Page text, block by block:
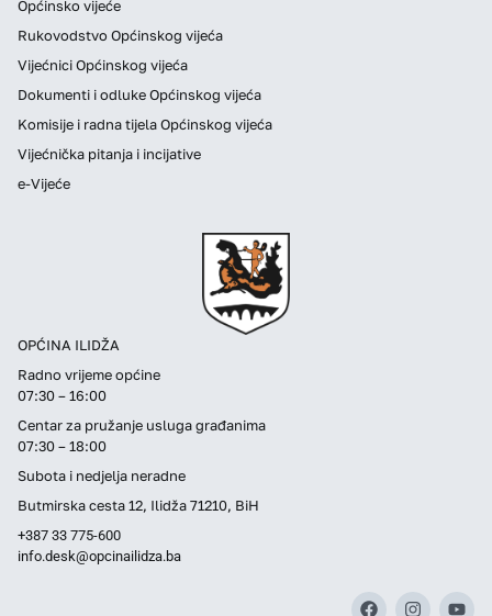
OPĆINA ILIDŽA
Radno vrijeme općine
07:30 – 16:00
Centar za pružanje usluga građanima
07:30 – 18:00
Subota i nedjelja neradne
Butmirska cesta 12, Ilidža 71210, BiH
+387 33 775-600
info.desk@opcinailidza.ba
Općinsko vijeće
Rukovodstvo Općinskog vijeća
Vijećnici Općinskog vijeća
Dokumenti i odluke Općinskog vijeća
Komisije i radna tijela Općinskog vijeća
Vijećnička pitanja i incijative
e-Vijeće